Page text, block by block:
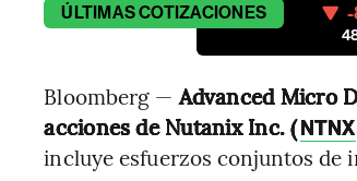
ÚLTIMASCOTIZACIONES
Bloomberg —Advanced Micro
acciones de Nutanix Inc. (NTNX
incluye esfuerzos conjuntos de